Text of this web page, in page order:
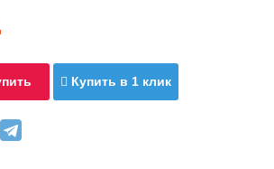
Купить в 1 клик